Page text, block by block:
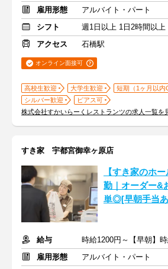
雇用形態
アルバイト・パート
シフト
週1日以上 1日2時間以上
アクセス
石橋駅
オンライン面接可
高校生歓迎 大学生歓迎
短期（1ヶ月以内
シルバー歓迎
ピアス可
株式会社すかいらーくレストランツの求人一覧を
すき家 宇都宮御幸ヶ原店
【すき家のホ
勤｜オーダー&
単◎[早朝手当
給与
雇用形態
アルバイト・パート